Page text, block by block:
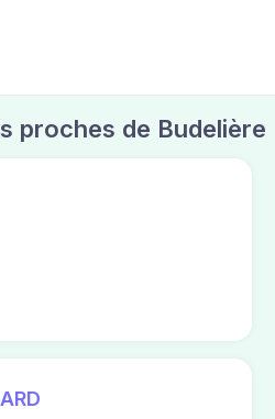
proches de Budelière